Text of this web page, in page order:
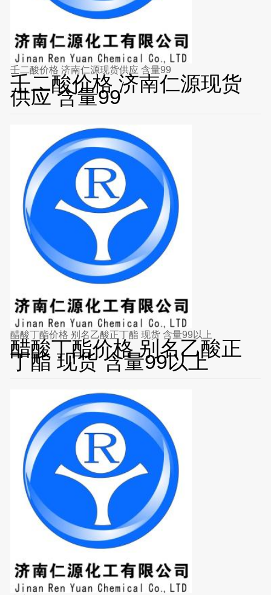
壬二酸价格 济南仁源现货供应 含量99
壬二酸价格 济南仁源现货
供应 含量99
醋酸丁酯价格 别名乙酸正丁酯 现货 含量99以上
醋酸丁酯价格 别名乙酸正
丁酯 现货 含量99以上